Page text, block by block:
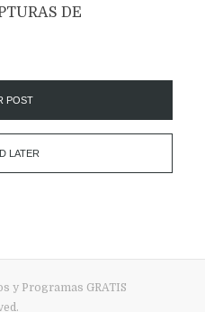
DE
POST
LATER
y Programas GRATIS